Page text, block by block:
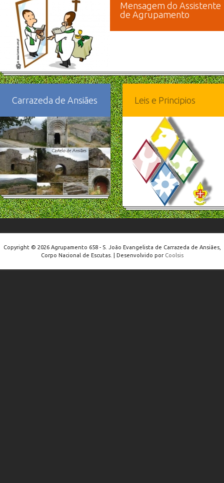
Mensagem do Assistente
de Agrupamento
Carrazeda de Ansiães Leis e Principios
Copyright © 2026 Agrupamento 658 - S. João Evangelista de Carrazeda de Ansiães,
Corpo Nacional de Escutas. | Desenvolvido por Coolsis